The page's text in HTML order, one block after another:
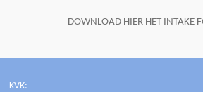
DOWNLOAD HIER HET INTAKE
KVK: